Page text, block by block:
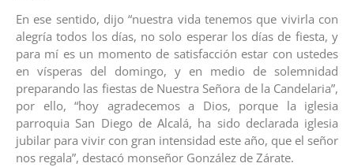
En ese sentido, dijo “nuestra vida tenemos que vivirla con
alegría todos los días, no solo esperar los días de fiesta, y
para mí es un momento de satisfacción estar con ustedes
en vísperas del domingo, y en medio de solemnidad
preparando las fiestas de Nuestra Señora de la Candelaria”,
por ello, “hoy agradecemos a Dios, porque la iglesia
parroquia San Diego de Alcalá, ha sido declarada iglesia
jubilar para vivir con gran intensidad este año, que el señor
nos regala”, destacó monseñor González de Zárate.